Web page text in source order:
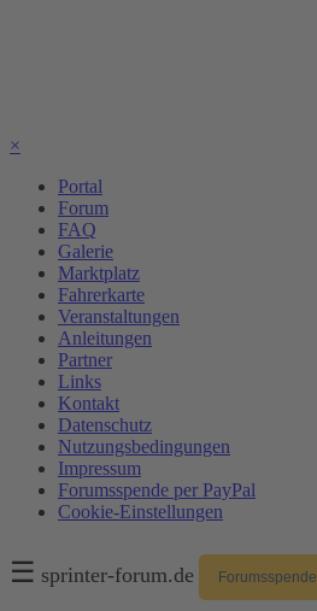
×
Portal
Forum
FAQ
Galerie
Marktplatz
Fahrerkarte
Veranstaltungen
Anleitungen
Partner
Links
Kontakt
Datenschutz
Nutzungsbedingungen
Impressum
Forumsspende per PayPal
Cookie-Einstellungen
☰ sprinter-forum.de Forumsspende